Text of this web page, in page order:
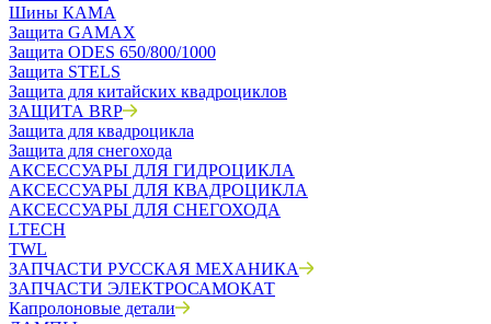
Шины КАМА
Защита GAMAX
Защита ODES 650/800/1000
Защита STELS
Защита для китайских квадроциклов
ЗАЩИТА BRP
Защита для квадроцикла
Защита для снегохода
АКСЕССУАРЫ ДЛЯ ГИДРОЦИКЛА
АКСЕССУАРЫ ДЛЯ КВАДРОЦИКЛА
АКСЕССУАРЫ ДЛЯ СНЕГОХОДА
LTECH
TWL
ЗАПЧАСТИ РУССКАЯ МЕХАНИКА
ЗАПЧАСТИ ЭЛЕКТРОСАМОКАТ
Капролоновые детали